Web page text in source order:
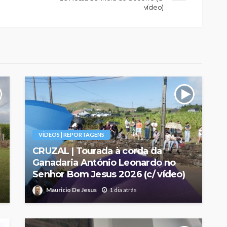
vídeo)
VÍDEOS | REPORTAGENS
CRUZAL | Tourada à corda da
Ganadaria António Leonardo no
Senhor Bom Jesus 2026 (c/ vídeo)
Mauricio De Jesus 1 dia atrás